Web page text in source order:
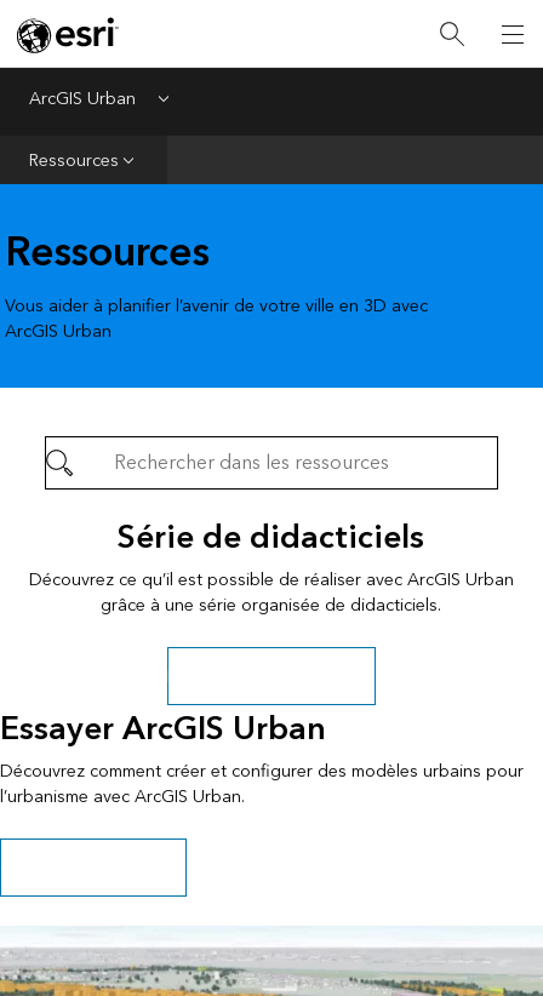
ArcGIS Urban Menu
Ressources
Accueil
Commencer
Créer
Ressources
Vous aider à planifier l’avenir de votre ville en 3D avec
ArcGIS Urban
Série de didacticiels
Découvrez ce qu’il est possible de réaliser avec ArcGIS Urban
grâce à une série organisée de didacticiels.
Explorer d’autres parcours
Essayer ArcGIS Urban
Découvrez comment créer et configurer des modèles urbains pour
l’urbanisme avec ArcGIS Urban.